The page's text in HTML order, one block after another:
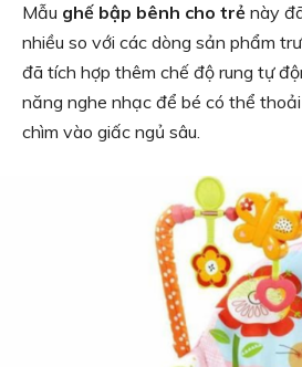
Mẫu ghế bập bênh cho trẻ này
nhiều so với các dòng sản phẩm
đã tích hợp thêm chế độ rung tự
năng nghe nhạc để bé có thể
chìm vào giấc ngủ sâu.